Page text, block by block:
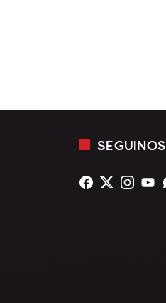
SEGUINOS